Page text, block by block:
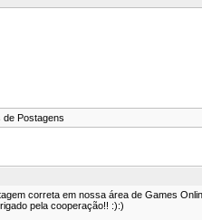
de Postagens
correta em nossa área de Games
pela cooperação!! :):)